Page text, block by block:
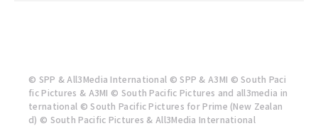
© SPP & All3Media International © SPP & A3MI © South Paci
fic Pictures & A3MI © South Pacific Pictures and all3media in
ternational © South Pacific Pictures for Prime (New Zealan
d) © South Pacific Pictures & All3Media International